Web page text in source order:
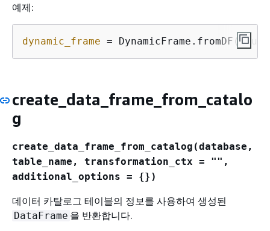
예제:
dynamic_frame =
create_data_frame_from_catalo
g
create_data_frame_from_catalog(database,
table_name, transformation_ctx = "",
additional_options = {})
데이터 카탈로그 테이블의 정보를 사용하여 생성된
DataFrame 을 반환합니다.